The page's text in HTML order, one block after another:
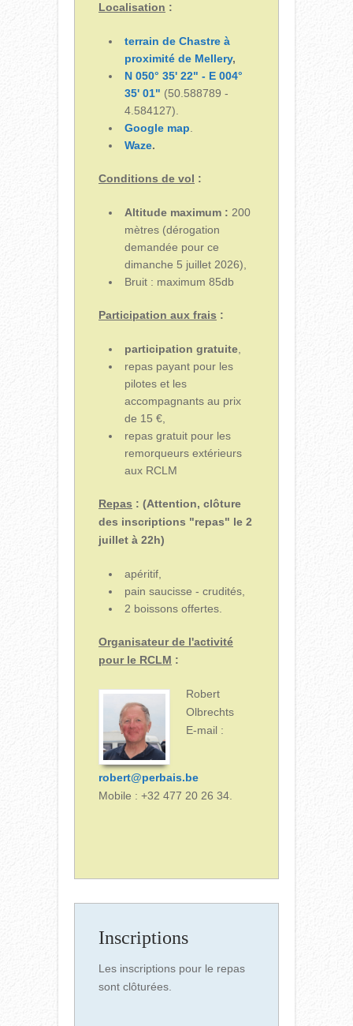
Localisation :
terrain de Chastre à
proximité de Mellery,
N 050° 35' 22" - E 004°
35' 01" (50.588789 -
4.584127).
Google map.
Waze.
Conditions de vol :
Altitude maximum : 200
mètres (dérogation
demandée pour ce
dimanche 5 juillet 2026),
Bruit : maximum 85db
Participation aux frais :
participation gratuite,
repas payant pour les
pilotes et les
accompagnants au prix
de 15 €,
repas gratuit pour les
remorqueurs extérieurs
aux RCLM
Repas : (Attention, clôture
des inscriptions "repas" le 2
juillet à 22h)
apéritif,
pain saucisse - crudités,
2 boissons offertes.
Organisateur de l'activité
pour le RCLM :
Robert
Olbrechts
E-mail :
robert@perbais.be
Mobile : +32 477 20 26 34.
Inscriptions
Les inscriptions pour le repas
sont clôturées.